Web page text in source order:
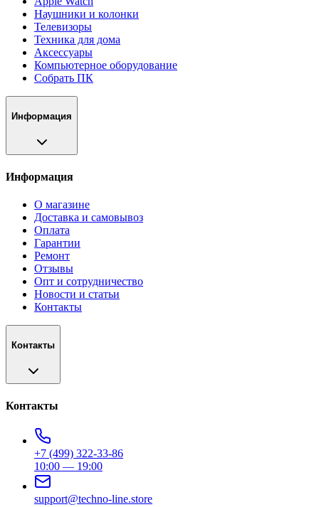
Наушники и колонки
Телевизоры
Техника для дома
Аксессуары
Компьютерное оборудование
Собрать ПК
Информация
Информация
О магазине
Доставка и самовывоз
Оплата
Гарантии
Ремонт
Отзывы
Опт и сотрудничество
Новости и статьи
Контакты
Контакты
Контакты
+7 (499) 322-33-86
10:00 — 19:00
support@techno-line.store